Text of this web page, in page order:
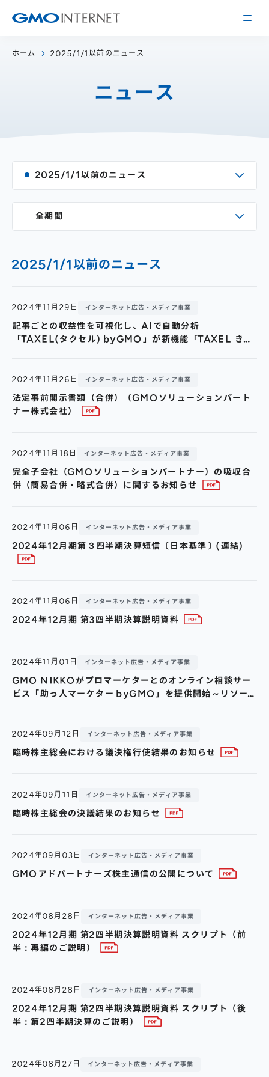
アクセス
役員紹介
インターネット広告・メディア事業
経営方針
事業内容・戦略
IRライブラリー
人を知る
地域採用
キャリア/アルバイト採用
ホーム 2025/1/1以前のニュース
ニュース
2025/1/1以前のニュース
2025/1/1以前のニュース
全期間
2024年11月29日 インターネット広告・メディア事業
記事ごとの収益性を可視化し、AIで自動分析
「TAXEL(タクセル) byGMO」が新機能「TAXEL きじ
2024年11月26日 インターネット広告・メディア事業
法定事前開示書類（合併）（GMOソリューションパート
ナー株式会社）
2024年11月18日 インターネット広告・メディア事業
完全子会社（GMOソリューションパートナー）の吸収合
併（簡易合併・略式合併）に関するお知らせ
2024年11月06日 インターネット広告・メディア事業
2024年12月期第３四半期決算短信〔日本基準〕(連結)
2024年11月06日 インターネット広告・メディア事業
2024年12月期 第3四半期決算説明資料
2024年11月01日 インターネット広告・メディア事業
GMO NIKKOがプロマーケターとのオンライン相談サー
ビス「助っ人マーケター byGMO」を提供開始～リソー
2024年09月12日 インターネット広告・メディア事業
臨時株主総会における議決権行使結果のお知らせ
2024年09月11日 インターネット広告・メディア事業
臨時株主総会の決議結果のお知らせ
2024年09月03日 インターネット広告・メディア事業
GMOアドパートナーズ株主通信の公開について
2024年08月28日 インターネット広告・メディア事業
2024年12月期 第2四半期決算説明資料 スクリプト（前
半：再編のご説明）
2024年08月28日 インターネット広告・メディア事業
2024年12月期 第2四半期決算説明資料 スクリプト（後
半：第2四半期決算のご説明）
2024年08月27日 インターネット広告・メディア事業